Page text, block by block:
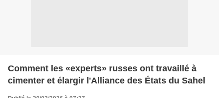
Comment les «experts» russes ont travaillé à
cimenter et élargir l'Alliance des États du Sahel